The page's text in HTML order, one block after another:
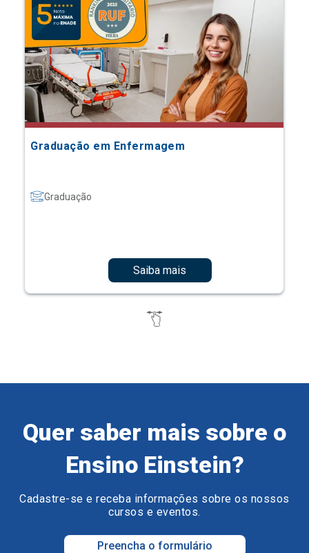
Graduação em Enfermagem
Graduação
Saiba mais
Quer saber mais sobre o
Ensino Einstein?
Cadastre-se e receba informações sobre os nossos
cursos e eventos.
Preencha o formulário